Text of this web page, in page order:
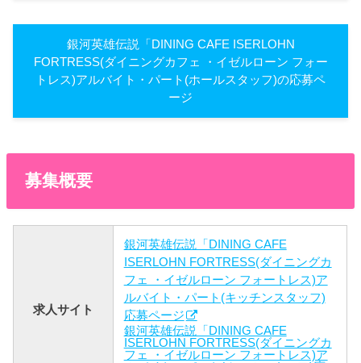
銀河英雄伝説「DINING CAFE ISERLOHN
FORTRESS(ダイニングカフェ ・イゼルローン フォー
トレス)アルバイト・パート(ホールスタッフ)の応募ペ
ージ
募集概要
求人サイト
銀河英雄伝説「DINING CAFE
ISERLOHN FORTRESS(ダイニングカ
フェ ・イゼルローン フォートレス)ア
ルバイト・パート(キッチンスタッフ)
応募ページ
銀河英雄伝説「DINING CAFE
ISERLOHN FORTRESS(ダイニングカ
フェ ・イゼルローン フォートレス)ア